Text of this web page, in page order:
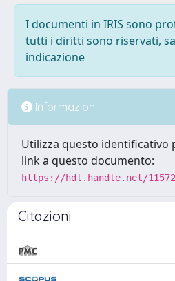
I documenti in IRIS sono
tutti i diritti sono riservati,
indicazione
Informazioni
Utilizza questo identificativo
link a questo documento:
https://hdl.handle.net/
Citazioni